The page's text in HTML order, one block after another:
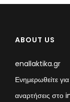
ABOUT US
enallaktika.gr
Ενημερωθείτε
αναρτήσεις στο